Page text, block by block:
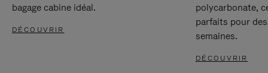
bagage cabine idéal.
DÉCOUVRIR
polycarbonate,
parfaits pour
semaines.
DÉCOUVRIR